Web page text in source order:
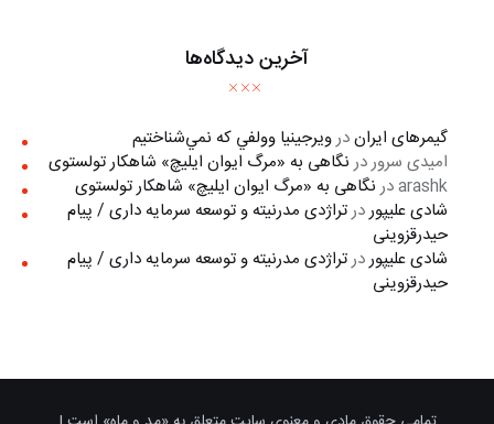
آخرین دیدگاه‌ها
گیمرهای ایراندرويرجينيا وولفي كه نمي‌شناختيم
امیدی سروردر نگاهی به «مرگ ايوان ايليچ» شاهکار تولستوی
arashkدر نگاهی به «مرگ ايوان ايليچ» شاهکار تولستوی
شادی علیپوردرتراژدی مدرنیته و توسعه سرمایه داری / پیام
حیدرقزوینی
شادی علیپوردرتراژدی مدرنیته و توسعه سرمایه داری / پیام
حیدرقزوینی